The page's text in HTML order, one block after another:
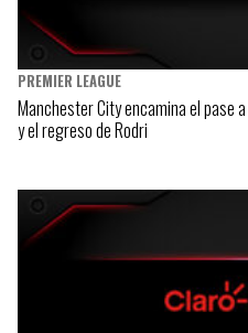
PREMIER LEAGUE
Manchester City encamina el pase
y el regreso de Rodri